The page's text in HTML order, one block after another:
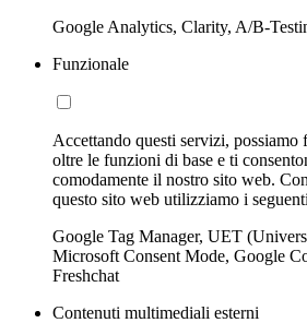
Google Analytics, Clarity, A/B-
Funzionale
Accettando questi servizi,
oltre le funzioni di base e ti
comodamente il nostro sito web.
questo sito web utilizziamo i
Google Tag Manager, UET
Microsoft Consent Mode, Google
Freshchat
Contenuti multimediali esterni